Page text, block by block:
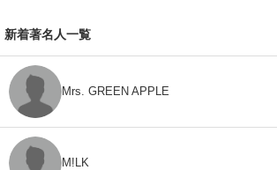
新着著名人一覧
Mrs. GREEN APPLE
M!LK